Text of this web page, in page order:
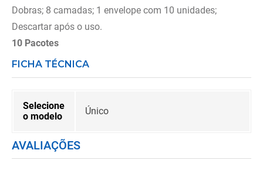
Dobras; 8 camadas; 1 envelope com 10 unidades;
Descartar após o uso.
10 Pacotes
FICHA TÉCNICA
Selecione
o modelo
Único
AVALIAÇÕES